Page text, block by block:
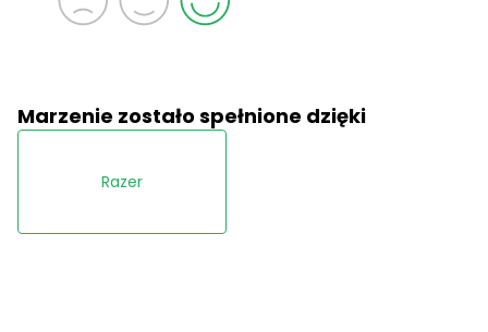
Marzenie zostało spełnione dzięki
Razer